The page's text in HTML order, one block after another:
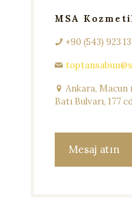
MSA
+90 (543) 923
Ankara, Macun
Batı Bulvarı, 177
Mesaj atın